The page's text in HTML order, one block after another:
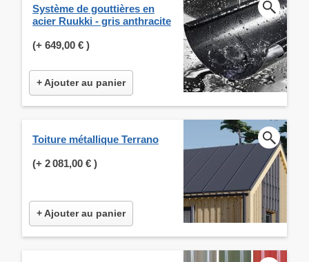
Système de gouttières en
acier Ruukki - gris anthracite
(+ 649,00 € )
+ Ajouter au panier
Toiture métallique Terrano
(+ 2 081,00 € )
+ Ajouter au panier